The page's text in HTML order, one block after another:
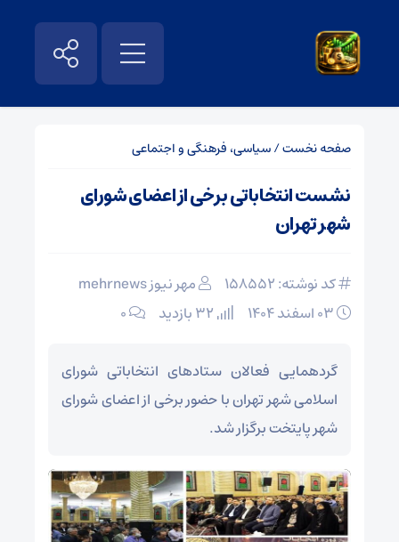
صفحه نخست/سیاسی، فرهنگی و اجتماعی
نشست انتخاباتی برخی از اعضای شورای
شهر تهران
کد نوشته: 158552
مهر نیوز mehrnews
۰
گردهمایی فعالان ستادهای انتخاباتی شورای
اسلامی شهر تهران با حضور برخی از اعضای شورای
شهر پایتخت برگزار شد.